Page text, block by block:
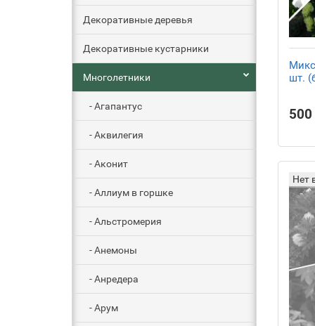
Декоративные деревья
Декоративные кустарники
Многолетники
- Агапантус
- Аквилегия
- Аконит
- Аллиум в горшке
- Альстромерия
- Анемоны
- Анредера
- Арум
шт.
500
Нет